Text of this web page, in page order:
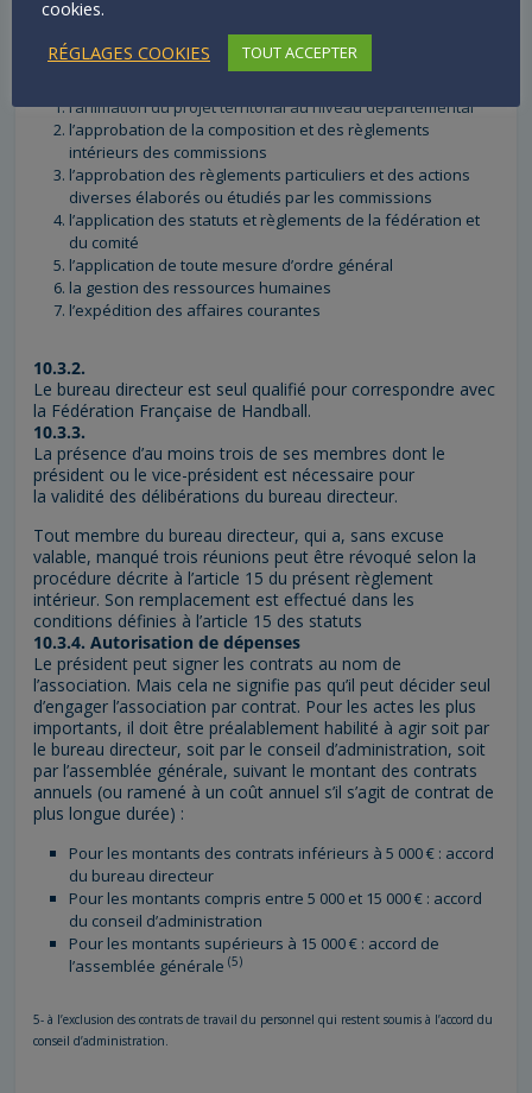
10.3.1.
Le bureau directeur a dans ses attributions :
l’animation du projet territorial au niveau départemental
l’approbation de la composition et des règlements
intérieurs des commissions
l’approbation des règlements particuliers et des actions
diverses élaborés ou étudiés par les commissions
l’application des statuts et règlements de la fédération et
du comité
l’application de toute mesure d’ordre général
la gestion des ressources humaines
l’expédition des affaires courantes
10.3.2.
Le bureau directeur est seul qualifié pour correspondre avec
la Fédération Française de Handball.
10.3.3.
La présence d’au moins trois de ses membres dont le
président ou le vice-président est nécessaire pour
la validité des délibérations du bureau directeur.
Tout membre du bureau directeur, qui a, sans excuse
valable, manqué trois réunions peut être révoqué selon la
procédure décrite à l’article 15 du présent règlement
intérieur. Son remplacement est effectué dans les
conditions définies à l’article 15 des statuts
10.3.4. Autorisation de dépenses
Le président peut signer les contrats au nom de
l’association. Mais cela ne signifie pas qu’il peut décider seul
d’engager l’association par contrat. Pour les actes les plus
importants, il doit être préalablement habilité à agir soit par
le bureau directeur, soit par le conseil d’administration, soit
par l’assemblée générale, suivant le montant des contrats
annuels (ou ramené à un coût annuel s’il s’agit de contrat de
plus longue durée) :
Pour les montants des contrats inférieurs à 5 000 € : accord
du bureau directeur
Pour les montants compris entre 5 000 et 15 000 € : accord
du conseil d’administration
Pour les montants supérieurs à 15 000 € : accord de
l’assemblée générale (5)
5- à l’exclusion des contrats de travail du personnel qui restent soumis à l’accord du
conseil d’administration.
cookies.
RÉGLAGES COOKIES
TOUT ACCEPTER